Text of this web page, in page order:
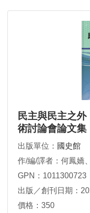
民主與民主之
術討論會論文集
出版單位： 國史館
作/編/譯者：何鳳嬌
GPN：1011300723
出版／創刊日期：
價格：350